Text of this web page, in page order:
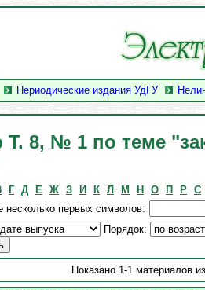
Периодические издания УдГУ
Т. 8, № 1 по теме
Г Д Е Ж З И К Л М Н О П Р С
несколько первых символов:
Порядок:
Показано 1-1 материалов